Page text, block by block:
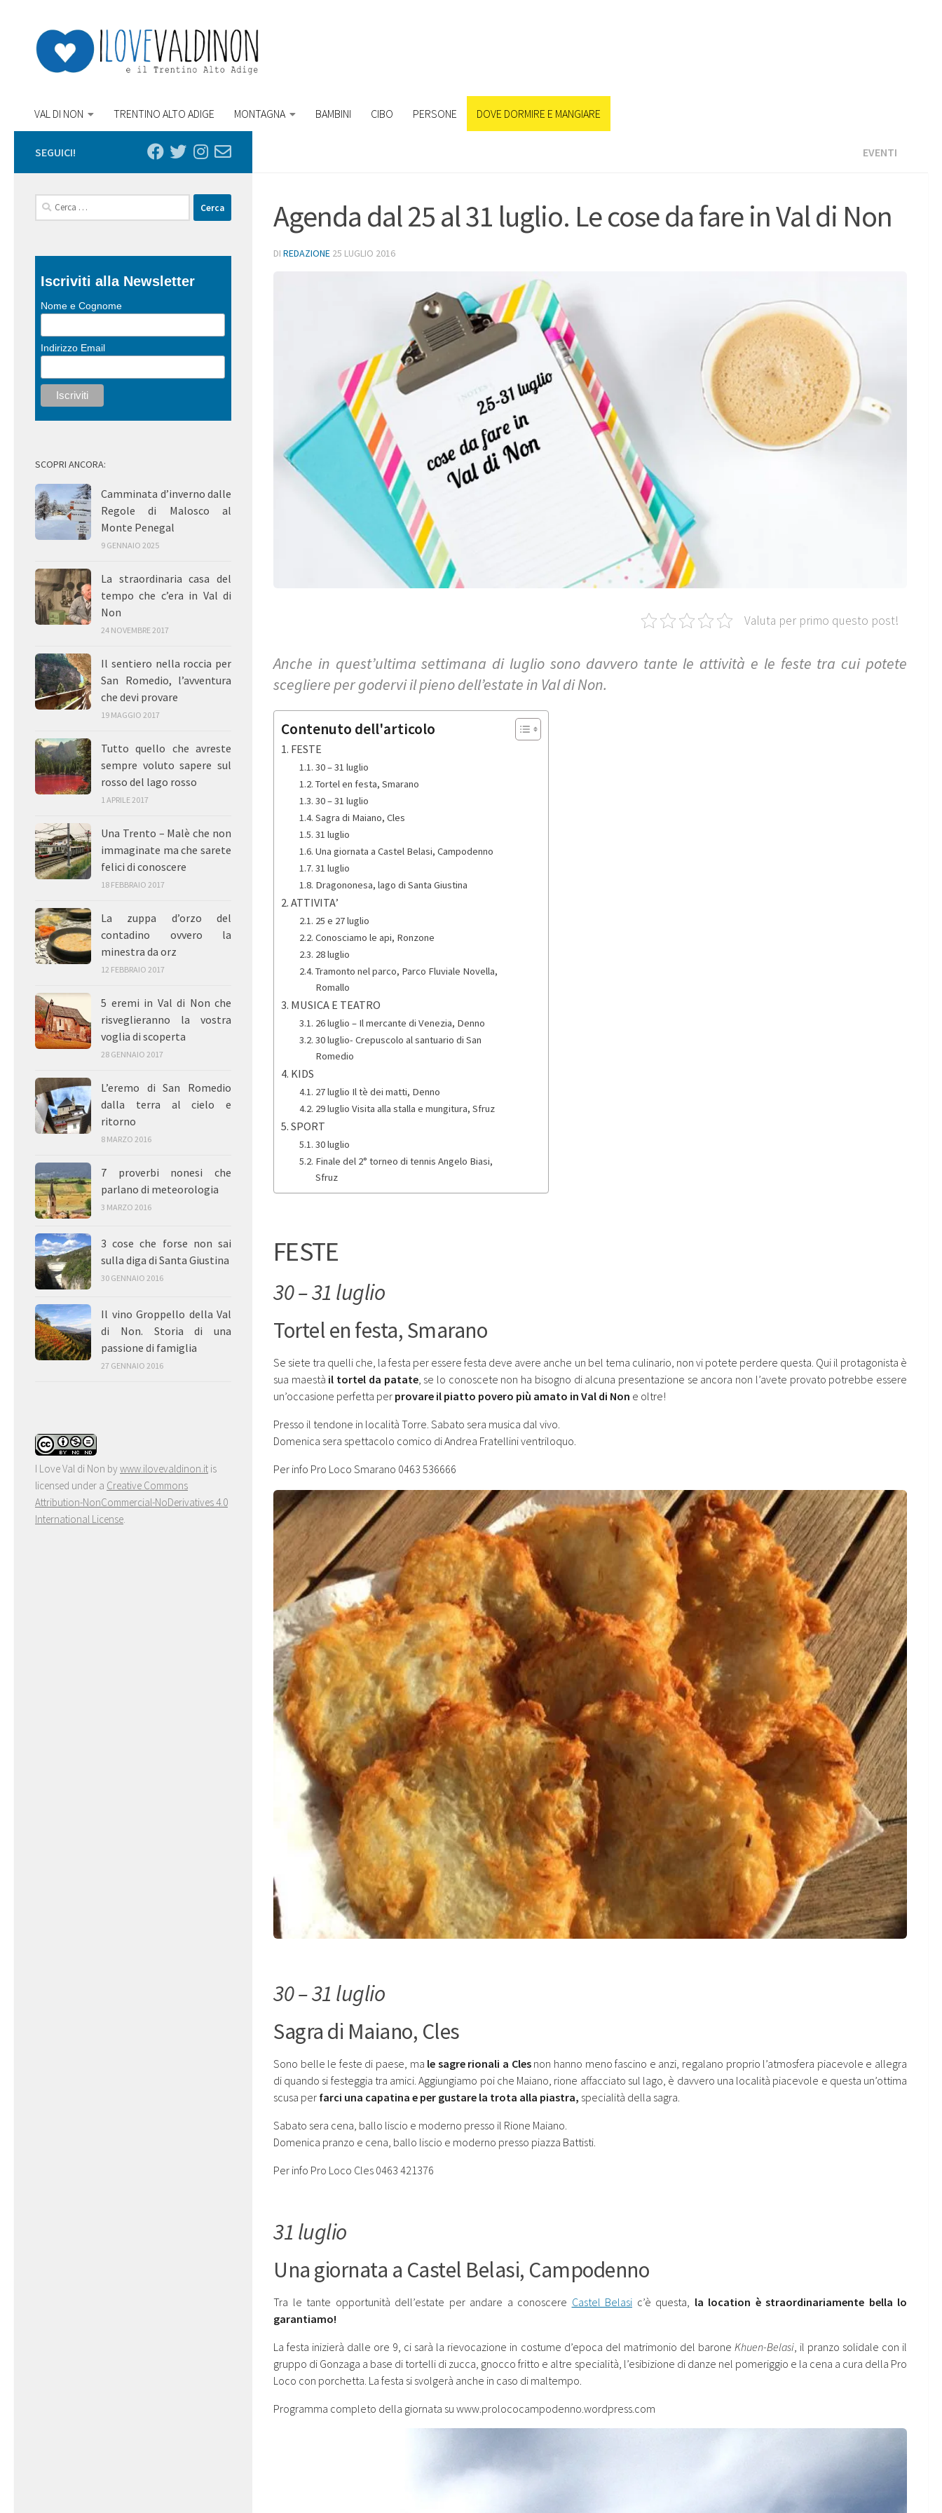
VAL DI NON TRENTINO ALTO ADIGE MONTAGNA BAMBINI CIBO PERSONE DOVE DORMIRE E MANGIARE
EVENTI
Agenda dal 25 al 31 luglio. Le cose da fare in Val di Non
DI REDAZIONE 25 LUGLIO 2016
Valuta per primo questo post!
Anche in quest’ultima settimana di luglio sono davvero tante le attività e le feste tra cui potete
scegliere per godervi il pieno dell’estate in Val di Non.
Contenuto dell'articolo
FESTE
30 – 31 luglio
Tortel en festa, Smarano
30 – 31 luglio
Sagra di Maiano, Cles
31 luglio
Una giornata a Castel Belasi, Campodenno
31 luglio
Dragononesa, lago di Santa Giustina
ATTIVITA’
25 e 27 luglio
Conosciamo le api, Ronzone
28 luglio
Tramonto nel parco, Parco Fluviale Novella,
Romallo
MUSICA E TEATRO
26 luglio – Il mercante di Venezia, Denno
30 luglio- Crepuscolo al santuario di San
Romedio
KIDS
27 luglio Il tè dei matti, Denno
29 luglio Visita alla stalla e mungitura, Sfruz
SPORT
30 luglio
Finale del 2° torneo di tennis Angelo Biasi,
Sfruz
FESTE
30 – 31 luglio
Tortel en festa, Smarano
Se siete tra quelli che, la festa per essere festa deve avere anche un bel tema culinario, non vi potete perdere questa. Qui il protagonista è
sua maestà il tortel da patate, se lo conoscete non ha bisogno di alcuna presentazione se ancora non l’avete provato potrebbe essere
un’occasione perfetta per provare il piatto povero più amato in Val di Non e oltre!
Presso il tendone in località Torre. Sabato sera musica dal vivo.
Domenica sera spettacolo comico di Andrea Fratellini ventriloquo.
Per info Pro Loco Smarano 0463 536666
30 – 31 luglio
Sagra di Maiano, Cles
Sono belle le feste di paese, ma le sagre rionali a Clesnon hanno meno fascino e anzi, regalano proprio l’atmosfera piacevole e allegra
di quando si festeggia tra amici. Aggiungiamo poi che Maiano, rione affacciato sul lago, è davvero una località piacevole e questa un’ottima
scusa per farci una capatina e per gustare la trota alla piastra, specialità della sagra.
Sabato sera cena, ballo liscio e moderno presso il Rione Maiano.
Domenica pranzo e cena, ballo liscio e moderno presso piazza Battisti.
Per info Pro Loco Cles 0463 421376
31 luglio
Una giornata a Castel Belasi, Campodenno
Tra le tante opportunità dell’estate per andare a conoscere Castel Belasi c’è questa, la location è straordinariamente bella lo
garantiamo!
La festa inizierà dalle ore 9, ci sarà la rievocazione in costume d’epoca del matrimonio del barone Khuen-Belasi, il pranzo solidale con il
gruppo di Gonzaga a base di tortelli di zucca, gnocco fritto e altre specialità, l’esibizione di danze nel pomeriggio e la cena a cura della Pro
Loco con porchetta. La festa si svolgerà anche in caso di maltempo.
Programma completo della giornata su www.prolococampodenno.wordpress.com
SEGUICI!
Ricerca
per:
Iscriviti alla Newsletter
Nome e Cognome
Indirizzo Email
SCOPRI ANCORA:
Camminata d’inverno dalle
Regole di Malosco al
Monte Penegal
9 GENNAIO 2025
La straordinaria casa del
tempo che c’era in Val di
Non
24 NOVEMBRE 2017
Il sentiero nella roccia per
San Romedio, l’avventura
che devi provare
19 MAGGIO 2017
Tutto quello che avreste
sempre voluto sapere sul
rosso del lago rosso
1 APRILE 2017
Una Trento – Malè che non
immaginate ma che sarete
felici di conoscere
18 FEBBRAIO 2017
La zuppa d’orzo del
contadino ovvero la
minestra da orz
12 FEBBRAIO 2017
5 eremi in Val di Non che
risveglieranno la vostra
voglia di scoperta
28 GENNAIO 2017
L’eremo di San Romedio
dalla terra al cielo e
ritorno
8 MARZO 2016
7 proverbi nonesi che
parlano di meteorologia
3 MARZO 2016
3 cose che forse non sai
sulla diga di Santa Giustina
30 GENNAIO 2016
Il vino Groppello della Val
di Non. Storia di una
passione di famiglia
27 GENNAIO 2016
I Love Val di Non bywww.ilovevaldinon.it is
licensed under a Creative Commons
Attribution-NonCommercial-NoDerivatives 4.0
International License.